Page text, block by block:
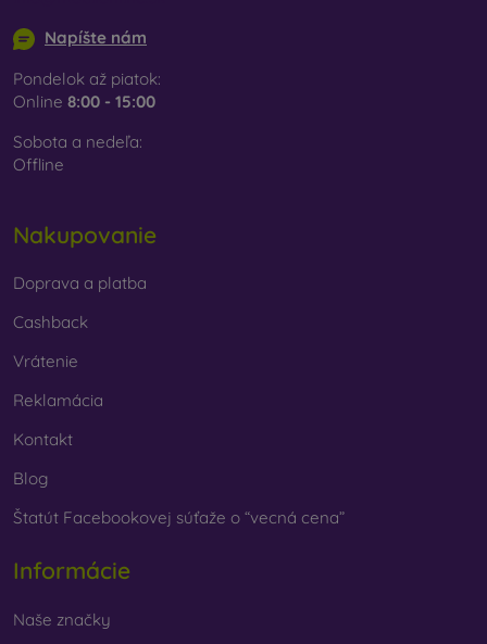
Napíšte nám
Pondelok až piatok:
Online 8:00 - 15:00
Sobota a nedeľa:
Offline
Nakupovanie
Doprava a platba
Cashback
Vrátenie
Reklamácia
Kontakt
Blog
Štatút Facebookovej súťaže o “vecná cena”
Informácie
Naše značky